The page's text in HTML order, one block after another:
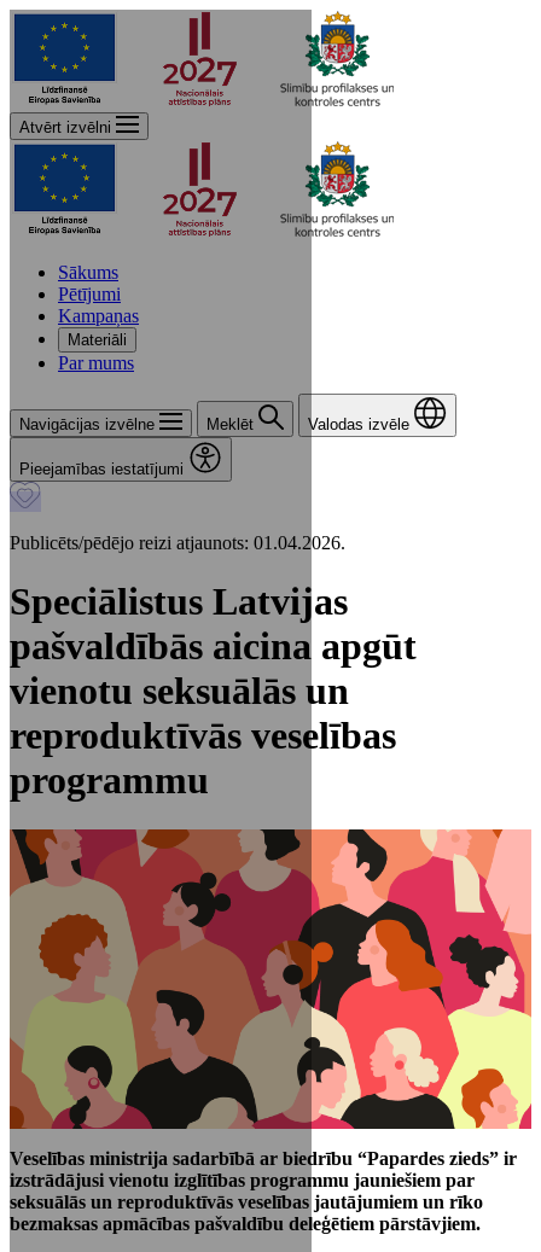
Atvērt izvēlni
Sākums
Pētījumi
Kampaņas
Materiāli
Par mums
Navigācijas izvēlne Meklēt Valodas izvēle
Pieejamības iestatījumi
Publicēts/pēdējo reizi atjaunots: 01.04.2026.
Speciālistus Latvijas
pašvaldībās aicina apgūt
vienotu seksuālās un
reproduktīvās veselības
programmu
Veselības ministrija sadarbībā ar biedrību “Papardes zieds” ir
izstrādājusi vienotu izglītības programmu jauniešiem par
seksuālās un reproduktīvās veselības jautājumiem un rīko
bezmaksas apmācības pašvaldību deleģētiem pārstāvjiem.